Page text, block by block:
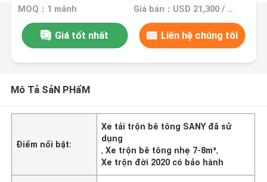
MOQ：1 mảnh Giá bán：USD 21,300 / Unit
Giá tốt nhất Liên hệ chúng tôi
Mô Tả SảN PHẩM
Điểm nổi bật:
Xe tải trộn bê tông SANY đã sử
dụng
,Xe trộn bê tông nhẹ 7-8m³,
Xe trộn đời 2020 có bảo hành